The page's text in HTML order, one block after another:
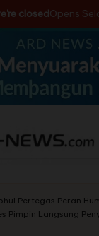
closedOpens
Pertegas Peran
Pimpin Langsung